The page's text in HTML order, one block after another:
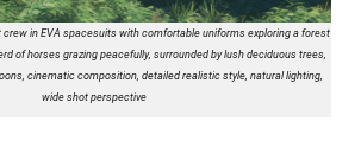
in EVA spacesuits with comfortable uniforms exploring a forest
of horses grazing peacefully, surrounded by lush deciduous trees,
cinematic composition, detailed realistic style, natural lighting,
wide shot perspective